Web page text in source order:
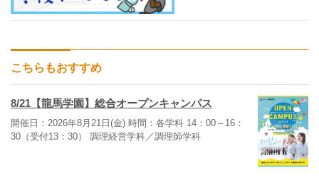
こちらもおすすめ
8/21【龍馬学園】総合オープンキャンパス
開催日：2026年8月21日(金) 時間：各学科 14：00～16：
30（受付13：30） 調理経営学科／調理師学科